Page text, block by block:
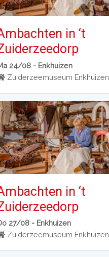
in ‘t
24/08 - Enkhuizen
Zuiderzeemuseum Enkhuizen
in ‘t
27/08 - Enkhuizen
Zuiderzeemuseum Enkhuizen